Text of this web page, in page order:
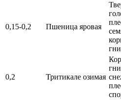
0,15-0,2 Пшеница яровая
0,2 Тритикале озимая